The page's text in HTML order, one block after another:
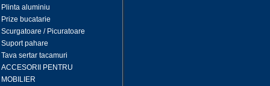
Plinta aluminiu
Prize bucatarie
Scurgatoare / Picuratoare
Suport pahare
Tava sertar tacamuri
ACCESORII PENTRU
MOBILIER